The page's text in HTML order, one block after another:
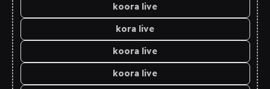
koora live
kora live
koora live
koora live